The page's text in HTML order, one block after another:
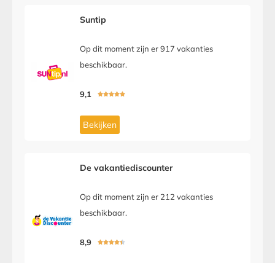
Suntip
Op dit moment zijn er 917 vakanties
beschikbaar.
9,1 
Bekijken
De vakantiediscounter
Op dit moment zijn er 212 vakanties
beschikbaar.
8,9 